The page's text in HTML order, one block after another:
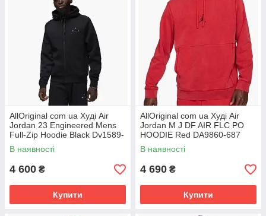
AllOriginal com ua Худі Air
Jordan 23 Engineered Mens
Full-Zip Hoodie Black Dv1589-
010 РОЗМІРИ ЗАПИТУЙТЕ
В наявності
4 600 ₴
Купити
AllOriginal com ua Худі Air
Jordan M J DF AIR FLC PO
HOODIE Red DA9860-687
РОЗМІРИ ЗАПИТУЙТЕ
В наявності
4 690 ₴
Купити